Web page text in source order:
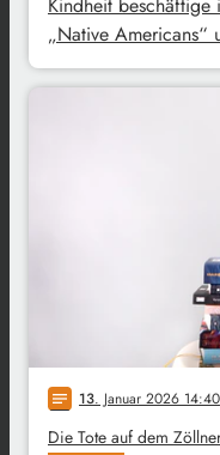
„Native
notes 13. Januar 2026 14:40
Die Tote auf dem